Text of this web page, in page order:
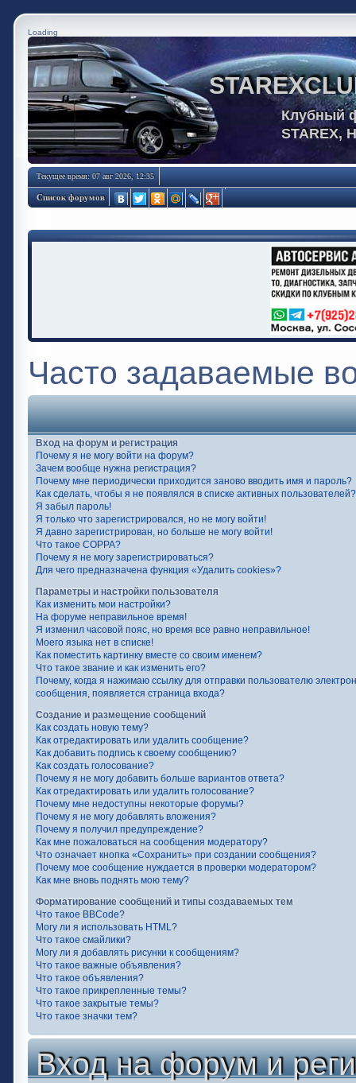
Loading
Клубный
STAREX,
Текущее время: 07 авг 2026, 12:35
Список форумов
Часто задаваемые
Вход на форум и регистрация
Почему я не могу войти на форум?
Зачем вообще нужна регистрация?
Почему мне периодически приходится заново вводить имя и пароль?
Как сделать, чтобы я не появлялся в списке активных пользователей?
Я забыл пароль!
Я только что зарегистрировался, но не могу войти!
Я давно зарегистрирован, но больше не могу войти!
Что такое COPPA?
Почему я не могу зарегистрироваться?
Для чего предназначена функция «Удалить cookies»?
Параметры и настройки пользователя
Как изменить мои настройки?
На форуме неправильное время!
Я изменил часовой пояс, но время все равно неправильное!
Моего языка нет в списке!
Как поместить картинку вместе со своим именем?
Что такое звание и как изменить его?
Почему, когда я нажимаю ссылку для отправки пользователю
сообщения, появляется страница входа?
Создание и размещение сообщений
Как создать новую тему?
Как отредактировать или удалить сообщение?
Как добавить подпись к своему сообщению?
Как создать голосование?
Почему я не могу добавить больше вариантов ответа?
Как отредактировать или удалить голосование?
Почему мне недоступны некоторые форумы?
Почему я не могу добавлять вложения?
Почему я получил предупреждение?
Как мне пожаловаться на сообщения модератору?
Что означает кнопка «Сохранить» при создании сообщения?
Почему мое сообщение нуждается в проверки модератором?
Как мне вновь поднять мою тему?
Форматирование сообщений и типы создаваемых тем
Что такое BBCode?
Могу ли я использовать HTML?
Что такое смайлики?
Могу ли я добавлять рисунки к сообщениям?
Что такое важные объявления?
Что такое объявления?
Что такое прикрепленные темы?
Что такое закрытые темы?
Что такое значки тем?
Вход на форум и